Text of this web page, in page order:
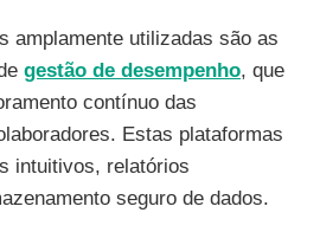
amplamente utilizadas são as
gestão de desempenho, que
contínuo das
Estas plataformas
intuitivos, relatórios
seguro de dados.